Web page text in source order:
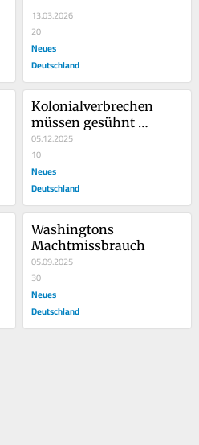
13.03.2026
20
Neues
Deutschland
Kolonialverbrechen
müssen gesühnt
werden!
05.12.2025
10
Neues
Deutschland
Washingtons
Machtmissbrauch
05.09.2025
30
Neues
Deutschland